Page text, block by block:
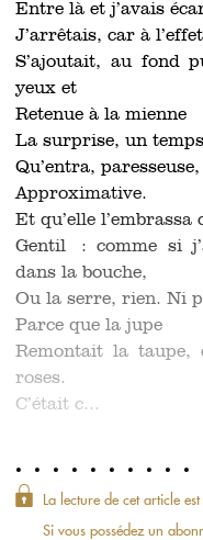
Entre là et j’avais
J’arrêtais, car à
S’ajoutait, au fond
yeux et
Retenue à la mienne
La surprise, un
Qu’entra,
Approximative.
Et qu’elle l’embrassa
Gentil : comme si
dans la bouche,
Ou la serre, rien. Ni
Parce que la jupe
Remontait la taupe,
roses.
C’était c...
La lecture de cet article
Si vous possédez un